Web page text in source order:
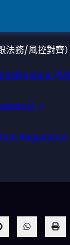
法務/風控對齊
—
Regulation